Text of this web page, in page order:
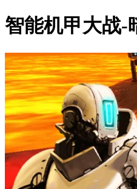
智能机甲大战-